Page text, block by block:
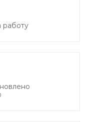
работу